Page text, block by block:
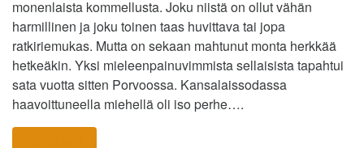
monenlaista kommellusta. Joku niistä on ollut vähän
harmillinen ja joku toinen taas huvittava tai jopa
ratkiriemukas. Mutta on sekaan mahtunut monta herkkää
hetkeäkin. Yksi mieleenpainuvimmista sellaisista tapahtui
sata vuotta sitten Porvoossa. Kansalaissodassa
haavoittuneella miehellä oli iso perhe….